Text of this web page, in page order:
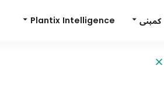
کمپنی Plantix Intelligence